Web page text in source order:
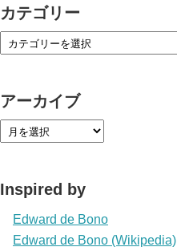
カテゴリー
アーカイブ
Inspired by
Edward de Bono
Edward de Bono (Wikipedia)